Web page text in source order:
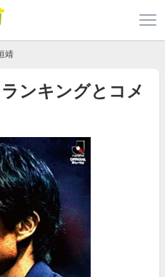
靖
ンキングとコメ